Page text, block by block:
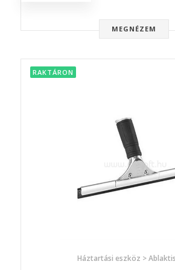
MEGNÉZEM
RAKTÁRON
Háztartási eszköz >